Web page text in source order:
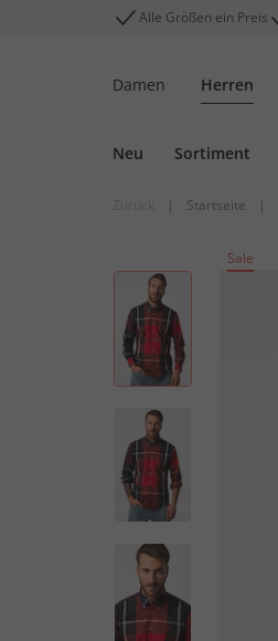
Alle Größen ein Preis
Damen Herren
Neu Sortiment
| Startseite |
Sale